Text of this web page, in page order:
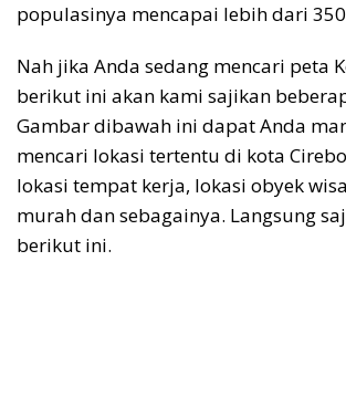
populasinya mencapai lebih dari
Nah jika Anda sedang mencari peta
berikut ini akan kami sajikan
Gambar dibawah ini dapat Anda
mencari lokasi tertentu di kota
lokasi tempat kerja, lokasi obyek
murah dan sebagainya. Langsung
berikut ini.